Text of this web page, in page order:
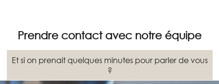
Prendre contact avec notre équipe
Et si on prenait quelques minutes pour parler de vous
?